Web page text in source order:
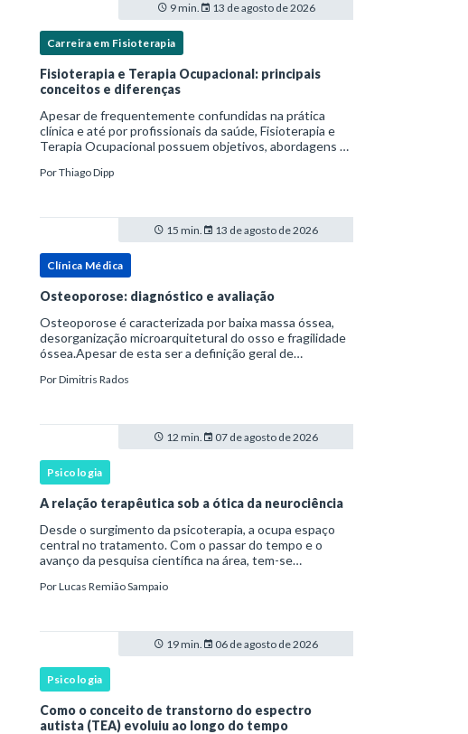
9 min. 13 de agosto de 2026
Carreira em Fisioterapia
Fisioterapia e Terapia Ocupacional: principais
conceitos e diferenças
Apesar de frequentemente confundidas na prática
clínica e até por profissionais da saúde, Fisioterapia e
Terapia Ocupacional possuem objetivos, abordagens e
complementares. Entender essas diferenças é essenc
PorThiago Dipp
15 min. 13 de agosto de 2026
Clínica Médica
Osteoporose: diagnóstico e avaliação
Osteoporose é caracterizada por baixa massa óssea,
desorganização microarquitetural do osso e fragilidade
óssea.Apesar de esta ser a definição geral de
Saúde, ela tem um enfoque patofisiológico, e não c
PorDimitris Rados
12 min. 07 de agosto de 2026
Psicologia
A relação terapêutica sob a ótica da neurociência
Desde o surgimento da psicoterapia, a ocupa espaço
central no tratamento. Com o passar do tempo e o
avanço da pesquisa científica na área, tem-se
principais mecanismos associados à mudança, sendo
PorLucas Remião Sampaio
19 min. 06 de agosto de 2026
Psicologia
Como o conceito de transtorno do espectro
autista (TEA) evoluiu ao longo do tempo